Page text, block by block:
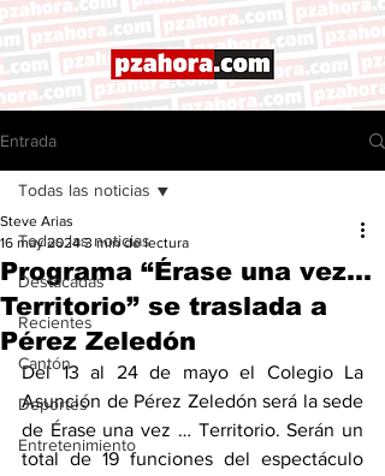
Entrada
Todas las noticias
Destacadas
Recientes
Cantón
Deportes
Entretenimiento
Todas las noticias
Programa “Érase una vez…
Territorio” se traslada a
Pérez Zeledón
Steve Arias
16 may 2024 3 min de lectura
Del 13 al 24 de mayo el Colegio La
Asunción de Pérez Zeledón será la sede
de Érase una vez … Territorio. Serán un
total de 19 funciones del espectáculo